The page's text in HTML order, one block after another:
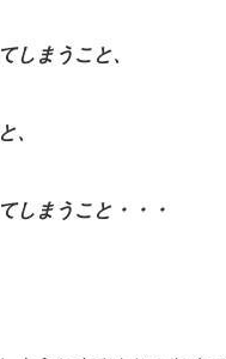
しまうこと、
、
しまうこと・・・